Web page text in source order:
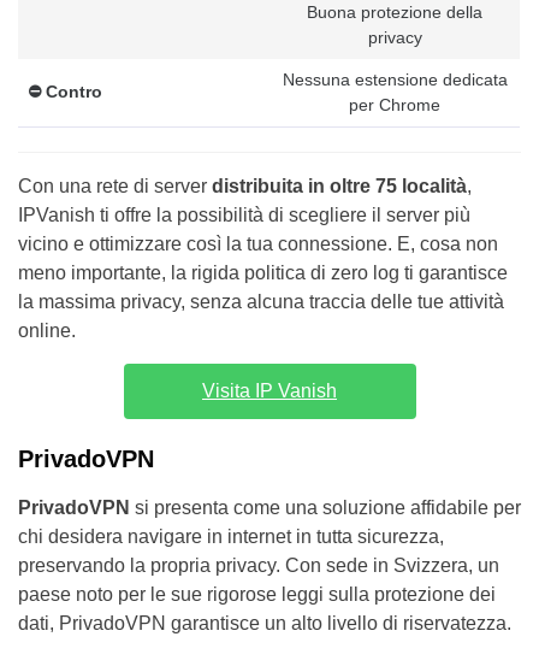
Buona protezione della
privacy
⛔️ Contro
Nessuna estensione dedicata
per Chrome
Con una rete di server distribuita in oltre 75 località,
IPVanish ti offre la possibilità di scegliere il server più
vicino e ottimizzare così la tua connessione. E, cosa non
meno importante, la rigida politica di zero log ti garantisce
la massima privacy, senza alcuna traccia delle tue attività
online.
Visita IP Vanish
PrivadoVPN
PrivadoVPN si presenta come una soluzione affidabile per
chi desidera navigare in internet in tutta sicurezza,
preservando la propria privacy. Con sede in Svizzera, un
paese noto per le sue rigorose leggi sulla protezione dei
dati, PrivadoVPN garantisce un alto livello di riservatezza.